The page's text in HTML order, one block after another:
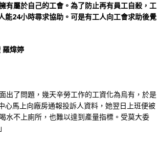
有屬於自己的工會。為了防止再有員工自殺，工
24小時尋求協助。可是有工人向工會求助後覺
煒婷
出了問題，幾天辛勞工作的工資化為烏有，於是
馬上向廠房通報投訴人資料，她翌日上班便被
水不上廁所，也難以達到產量指標。受莫大委